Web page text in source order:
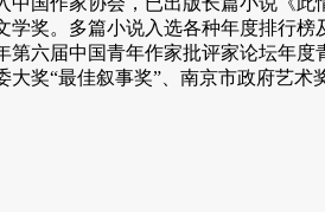
学奖。多篇小说入选各种年度排行
第六届中国青年作家批评家论坛年
大奖“最佳叙事奖”、南京市政府艺